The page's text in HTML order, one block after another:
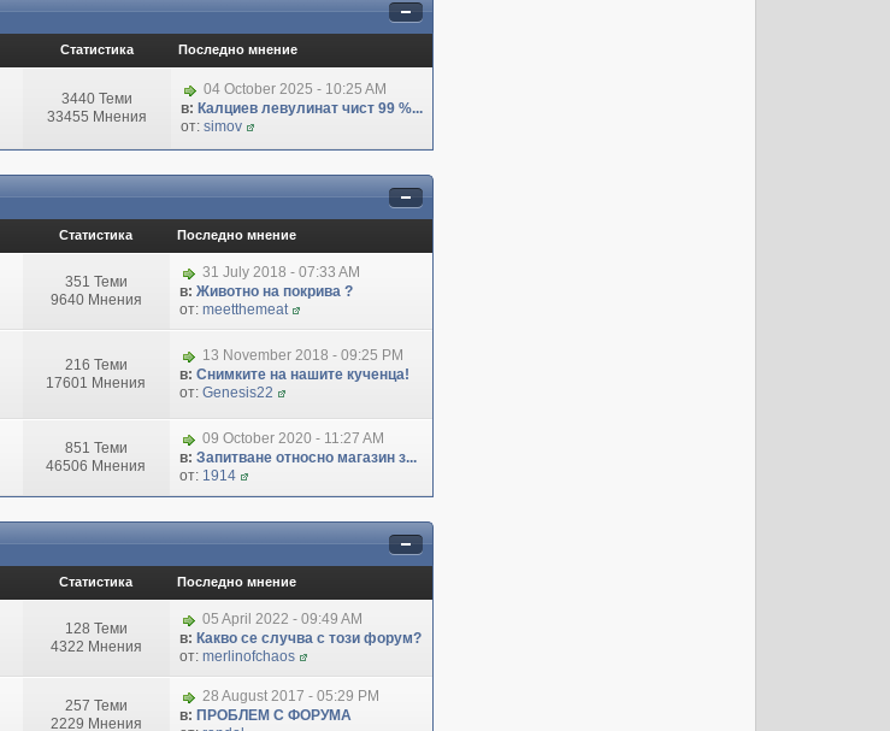
Статистика Последно мнение
3440 Теми
33455 Мнения
04 October 2025 - 10:25 AM
в: Калциев левулинат чист 99 %...
от: simov
Статистика Последно мнение
351 Теми
9640 Мнения
31 July 2018 - 07:33 AM
в: Животно на покрива ?
от: meetthemeat
216 Теми
17601 Мнения
13 November 2018 - 09:25 PM
в: Снимките на нашите кученца!
от: Genesis22
851 Теми
46506 Мнения
09 October 2020 - 11:27 AM
в: Запитване относно магазин з...
от: 1914
Статистика Последно мнение
128 Теми
4322 Мнения
05 April 2022 - 09:49 AM
в: Какво се случва с този форум?
от: merlinofchaos
257 Теми
2229 Мнения
28 August 2017 - 05:29 PM
в: ПРОБЛЕМ С ФОРУМА